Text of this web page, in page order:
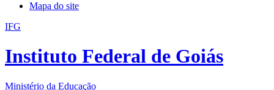
Mapa do site
IFG
Instituto Federal de Goiás
Ministério da Educação